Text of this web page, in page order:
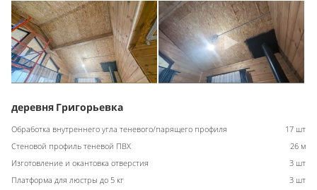
деревня Григорьевка
Обработка внутреннего угла теневого/парящего профиля
17 шт
Стеновой профиль теневой ПВХ
26 м
Изготовление и окантовка отверстия
3 шт
Платформа для люстры до 5 кг
3 шт